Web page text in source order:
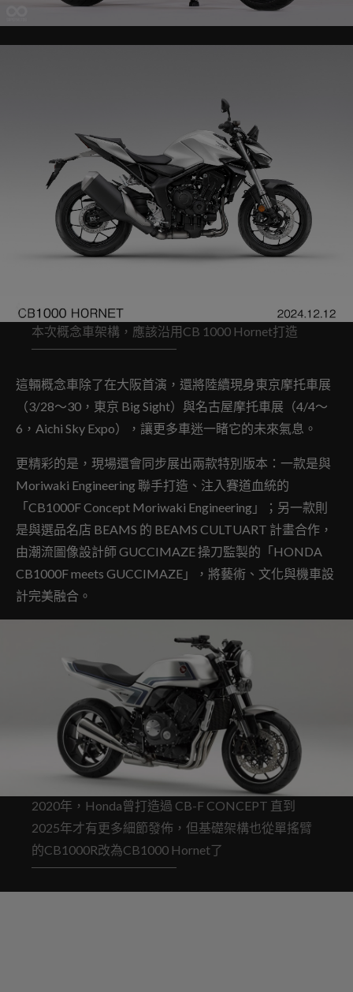
本次概念車架構，應該沿用CB 1000 Hornet打造
這輛概念車除了在大阪首演，還將陸續現身東京摩托車展
（3/28～30，東京 Big Sight）與名古屋摩托車展（4/4～
6，Aichi Sky Expo），讓更多車迷一睹它的未來氣息。
更精彩的是，現場還會同步展出兩款特別版本：一款是與
Moriwaki Engineering 聯手打造、注入賽道血統的
「CB1000F Concept Moriwaki Engineering」；另一款則
是與選品名店 BEAMS 的 BEAMS CULTUART 計畫合作，
由潮流圖像設計師 GUCCIMAZE 操刀監製的「HONDA
CB1000F meets GUCCIMAZE」，將藝術、文化與機車設
計完美融合。
2020年，Honda曾打造過 CB-F CONCEPT 直到
2025年才有更多細節發佈，但基礎架構也從單搖臂
的CB1000R改為CB1000 Hornet了